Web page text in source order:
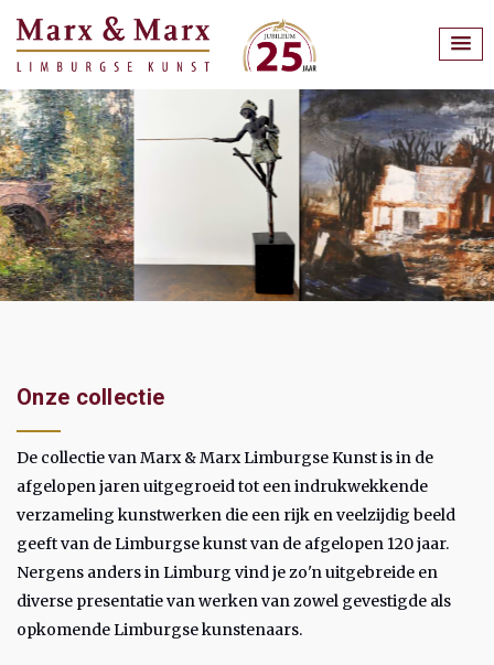
Onze collectie
De collectie van Marx & Marx Limburgse Kunst is in de
afgelopen jaren uitgegroeid tot een indrukwekkende
verzameling kunstwerken die een rijk en veelzijdig beeld
geeft van de Limburgse kunst van de afgelopen 120 jaar.
Nergens anders in Limburg vind je zo'n uitgebreide en
diverse presentatie van werken van zowel gevestigde als
opkomende Limburgse kunstenaars.